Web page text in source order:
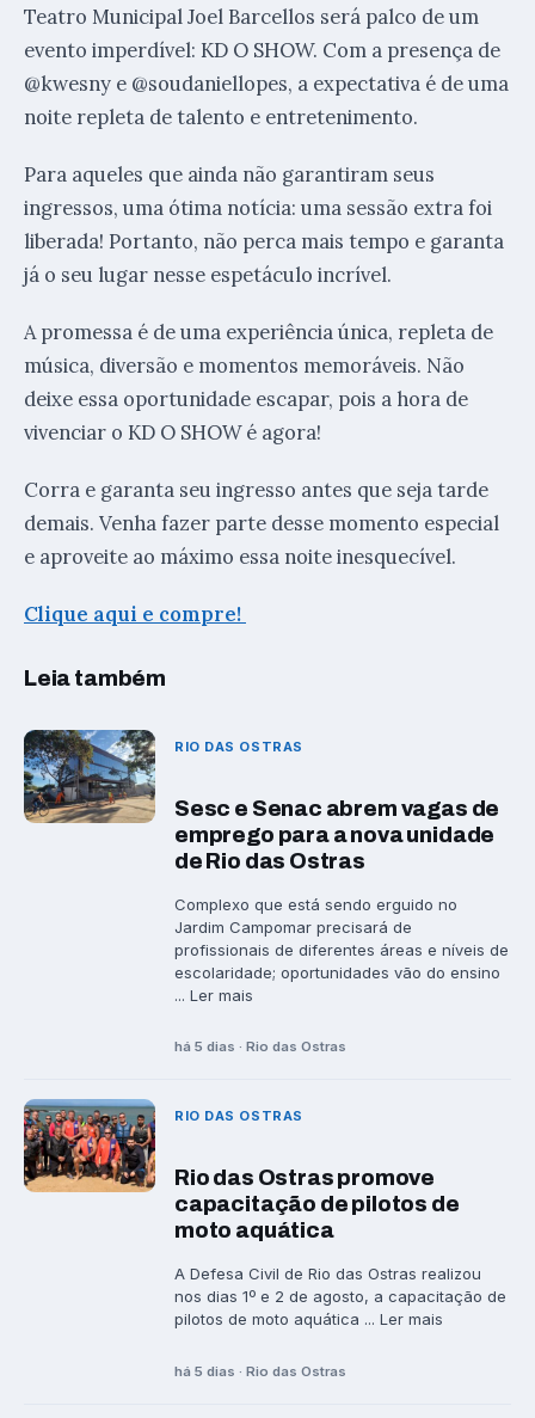
Teatro Municipal Joel Barcellos será palco de um
evento imperdível: KD O SHOW. Com a presença de
@kwesny e @soudaniellopes, a expectativa é de uma
noite repleta de talento e entretenimento.
Para aqueles que ainda não garantiram seus
ingressos, uma ótima notícia: uma sessão extra foi
liberada! Portanto, não perca mais tempo e garanta
já o seu lugar nesse espetáculo incrível.
A promessa é de uma experiência única, repleta de
música, diversão e momentos memoráveis. Não
deixe essa oportunidade escapar, pois a hora de
vivenciar o KD O SHOW é agora!
Corra e garanta seu ingresso antes que seja tarde
demais. Venha fazer parte desse momento especial
e aproveite ao máximo essa noite inesquecível.
Clique aqui e compre!
Leia também
RIO DAS OSTRAS
Sesc e Senac abrem vagas de
emprego para a nova unidade
de Rio das Ostras
Complexo que está sendo erguido no
Jardim Campomar precisará de
profissionais de diferentes áreas e níveis de
escolaridade; oportunidades vão do ensino
... Ler mais
há 5 dias · Rio das Ostras
RIO DAS OSTRAS
Rio das Ostras promove
capacitação de pilotos de
moto aquática
A Defesa Civil de Rio das Ostras realizou
nos dias 1º e 2 de agosto, a capacitação de
pilotos de moto aquática ... Ler mais
há 5 dias · Rio das Ostras